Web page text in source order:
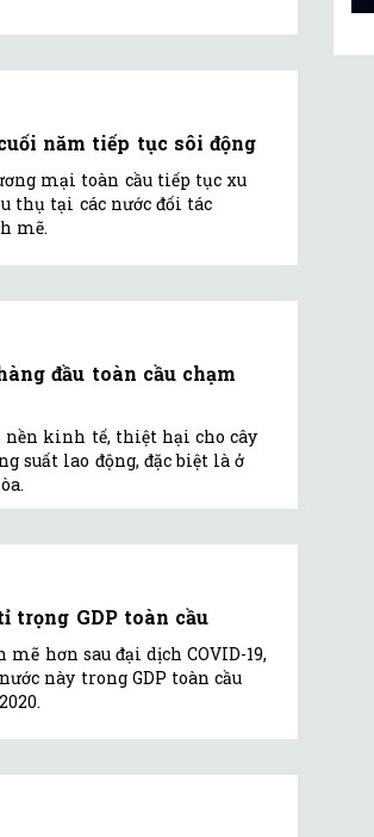
năm tiếp tục sôi động
mại toàn cầu tiếp tục xu
thụ tại các nước đối tác
mẽ.
đầu toàn cầu chạm
nền kinh tế, thiệt hại cho cây
suất lao động, đặc biệt là ở
trọng GDP toàn cầu
hơn sau đại dịch COVID-19,
này trong GDP toàn cầu